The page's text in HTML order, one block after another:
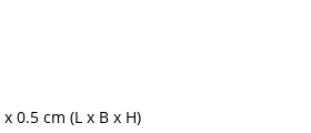
x0.5 cm (L x B x H)